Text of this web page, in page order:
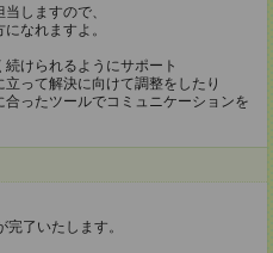
しますので、
なれますよ。
けられるようにサポート
って解決に向けて調整をしたり
ったツールでコミュニケーションを
了いたします。